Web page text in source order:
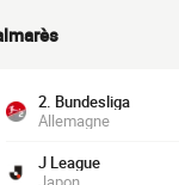
2. Bundesliga
Allemagne
J League